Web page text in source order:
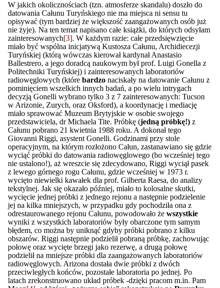
W jakich okolicznościach (tzn. atmosferze skandalu) doszło do
datowania Całunu Turyńskiego nie ma miejsca ni sensu tu
opisywać (tym bardziej że większość zaangażowanych osób już
nie żyje). Na ten temat napisano całe książki, do których odsyłam
zainteresowanych[3]. W każdym razie: całe przedsięwzięcie
miało być wspólna inicjatywą Kustosza Całunu, Archidiecezji
Turyńskiej (którą wówczas kierował kardynał Anastasio
Ballestrero, a jego doradcą naukowym był prof. Luigi Gonella z
Politechniki Turyńskiej) i zainteresowanych laboratoriów
radiowęglowych (którebardzo naciskały na datowanie Całunu z
pominięciem wszelkich innych badań, a po wielu intrygach
decyzją Gonelli wybrano tylko 3 z 7 zainteresowanych: Tucson
w Arizonie, Zurych, oraz Oksford), a koordynację i mediację
miało sprawować Muzeum Brytyjskie w osobie swojego
przedstawiciela, dr Michaela Tite. Próbkę (jedną próbkę!) z
Całunu pobrano 21 kwietnia 1988 roku. A dokonał tego
Giovanni Riggi, asystent Gonelli. Godzinami przy stole
operacyjnym, na którym rozłożono Całun, zastanawiano się gdzie
wyciąć próbki do datowania radiowęglowego (bo wcześniej tego
nie ustalono!), aż wreszcie się zdecydowano, Riggi wyciął pasek
z lewego górnego rogu Całunu, gdzie wcześniej w 1973 r.
wycięto niewielki kawałek dla prof. Gilberta Raesa, do analizy
tekstylnej. Jak się okazało później, miało to kolosalne skutki,
wycięcie jednej próbki z jednego rejonu a następnie podzielenie
jej na kilka mniejszych, w przypadku gdy pochodziła ona z
odrestaurowanego rejonu Całunu, powodowało żewszystkie
wyniki z wszystkich laboratoriów były obarczone tym samym
błędem, co można by uniknąć gdyby próbki pobrano z kilku
obszarów. Riggi następnie podzielił pobraną próbkę, zachowując
połowę oraz wycięte brzegi jako rezerwę, a drugą połowę
podzielił na mniejsze próbki dla zaangażowanych laboratoriów
radiowęglowych. Arizona dostała dwie próbki z dwóch
przeciwległych końców, pozostałe laboratoria po jednej. Po
latach zrekonstruowano układ próbek -dzięki pracom m.in. Pam